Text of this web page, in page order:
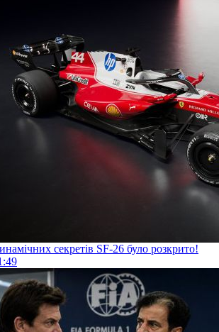
секретів SF-26 було розкрито!